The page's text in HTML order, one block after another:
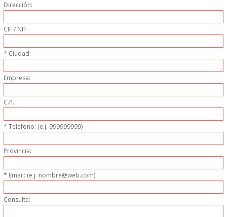
MENAJE DE COCINA
MAQUINARIA OTROS
MUEBLES
MUEBLES INOX. COCINA
PAPEL Y PRODUCTOS UNIUSO
VAJILLA
Dirección:
CIF / NIF:
* Ciudad:
Empresa:
C.P.:
* Teléfono: (e.j. 999999999)
Provincia:
* Email: (e.j. nombre@web.com)
Consulta: